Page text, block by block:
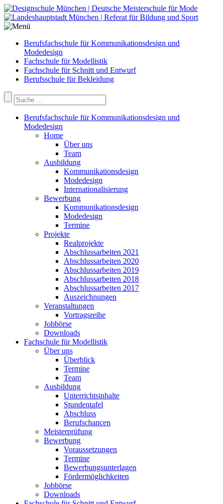
Berufsfachschule für Kommunikationsdesign und
Modedesign
Fachschule für Modellistik
Fachschule für Schnitt und Entwurf
Berufsschule für Bekleidung
Berufsfachschule für Kommunikationsdesign und
Modedesign
Home
Über uns
Team
Ausbildung
Kommunikationsdesign
Modedesign
Internationalisierung
Bewerbung
Kommunikationsdesign
Modedesign
Termine
Projekte
Realprojekte
Abschlussarbeiten 2021
Abschlussarbeiten 2020
Abschlussarbeiten 2019
Abschlussarbeiten 2018
Abschlussarbeiten 2017
Auszeichnungen
Veranstaltungen
Vortragsreihe
Jobbörse
Downloads
Fachschule für Modellistik
Über uns
Überblick
Termine
Team
Ausbildung
Unterrichtsinhalte
Stundentafel
Abschluss
Berufschancen
Meisterprüfung
Bewerbung
Voraussetzungen
Termine
Bewerbungsunterlagen
Fördermöglichkeiten
Jobbörse
Downloads